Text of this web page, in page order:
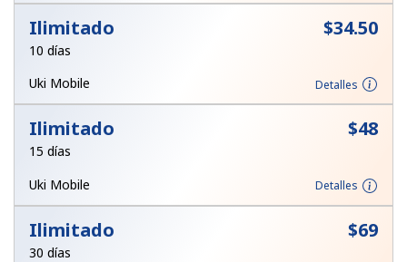
Ilimitado ⁦$34.50⁩
10 días
Uki Mobile
Detalles
Ilimitado ⁦$48⁩
15 días
Uki Mobile
Detalles
Ilimitado ⁦$69⁩
30 días